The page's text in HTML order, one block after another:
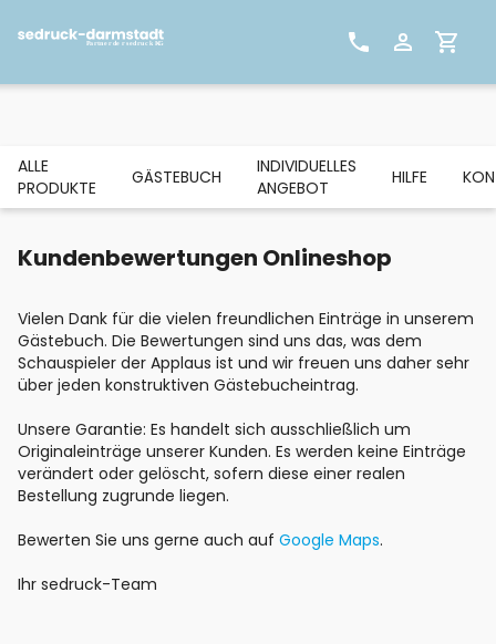
ALLE
PRODUKTE
GÄSTEBUCH
INDIVIDUELLES
ANGEBOT
HILFE
Kundenbewertungen Onlineshop
Vielen Dank für die vielen freundlichen Einträge in unserem
Gästebuch. Die Bewertungen sind uns das, was dem
Schauspieler der Applaus ist und wir freuen uns daher sehr
über jeden konstruktiven Gästebucheintrag.
Unsere Garantie: Es handelt sich ausschließlich um
Originaleinträge unserer Kunden. Es werden keine Einträge
verändert oder gelöscht, sofern diese einer realen
Bestellung zugrunde liegen.
Bewerten Sie uns gerne auch auf Google Maps.
Ihr sedruck-Team